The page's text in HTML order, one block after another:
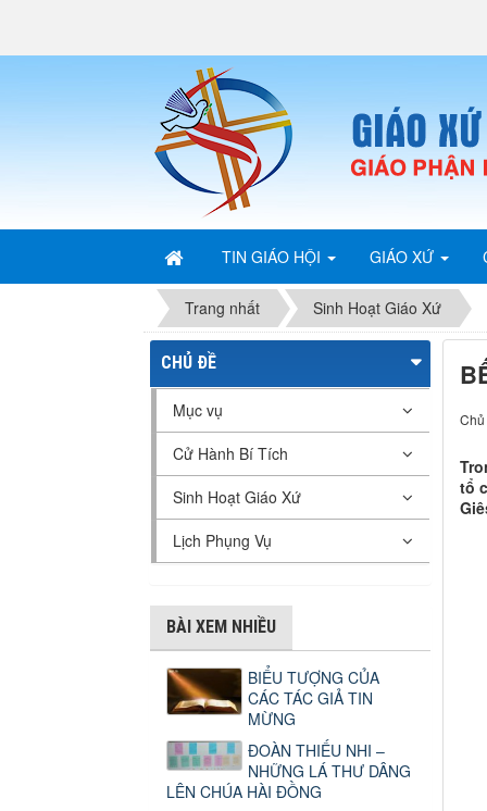
TIN GIÁO HỘI GIÁO XỨ
Trang nhất Sinh Hoạt Giáo Xứ
tổ
CHỦ ĐỀ
Mục vụ
Cử Hành Bí Tích
Sinh Hoạt Giáo Xứ
Lịch Phụng Vụ
BÀI XEM NHIỀU
BIỂU TƯỢNG CỦA
CÁC TÁC GIẢ TIN
MỪNG
ĐOÀN THIẾU NHI –
NHỮNG LÁ THƯ DÂNG
LÊN CHÚA HÀI ĐỒNG